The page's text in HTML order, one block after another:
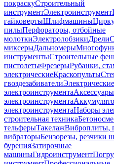
покраскуСтроительный
инструментЭлектроинструмент
гайковертыШлифмашины
пилыПерфораторы, отбойные
молоткиЭлектролобзикиДрели
миксерыДальномеры
инструментыСтроительные
пистолетыФрезерыРубанки,
электрическиеКраскопульты
гвоздезабиватели
электроинструмента
электроинструмента
электроинструментаНаборы
строительная техника
тельферыТакелажВиброплиты,
вибраторыБензорезы, резчики
буренияЗатирочные
машиныГидроинструмент